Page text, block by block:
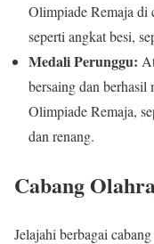
Olimpiade Remaja di
seperti angkat besi,
Medali Perunggu:
bersaing dan berhasil
Olimpiade Remaja,
dan renang.
Cabang
Jelajahi berbagai